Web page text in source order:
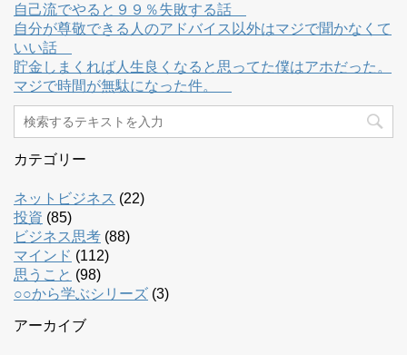
自己流でやると９９％失敗する話
自分が尊敬できる人のアドバイス以外はマジで聞かなくて
いい話
貯金しまくれば人生良くなると思ってた僕はアホだった。
マジで時間が無駄になった件。
カテゴリー
ネットビジネス (22)
投資 (85)
ビジネス思考 (88)
マインド (112)
思うこと (98)
○○から学ぶシリーズ (3)
アーカイブ